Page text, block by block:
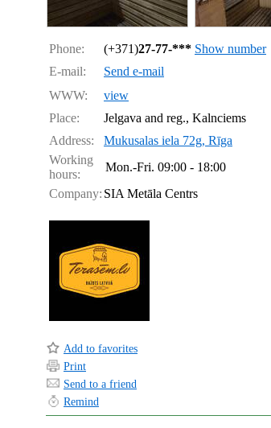
Phone: (+371)27-77-*** Show number
E-mail:
Send e-mail
WWW:
view
Place:
Jelgava and reg., Kalnciems
Address:
Mukusalas iela 72g, Rīga
Working
hours:
Mon.-Fri. 09:00 - 18:00
Company: SIA Metāla Centrs
Add to favorites
Print
Send to a friend
Remind